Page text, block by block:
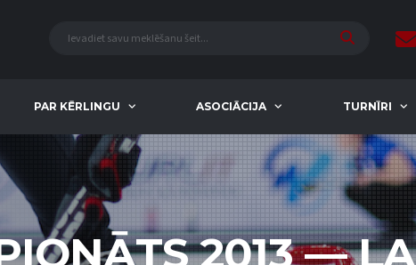
PAR KĒRLINGU ASOCIĀCIJA TURNĪRI
2013 —